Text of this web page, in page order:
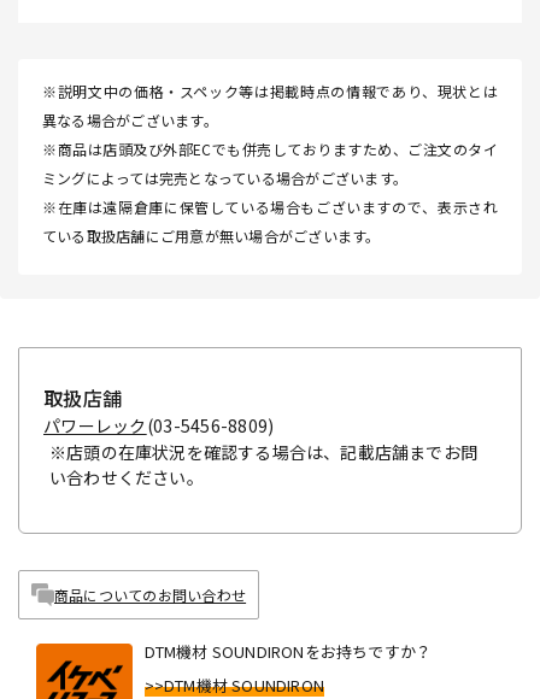
※説明文中の価格・スペック等は掲載時点の情報であり、現状とは
異なる場合がございます。
※商品は店頭及び外部ECでも併売しておりますため、ご注文のタイ
ミングによっては完売となっている場合がございます。
※在庫は遠隔倉庫に保管している場合もございますので、表示され
ている取扱店舗にご用意が無い場合がございます。
取扱店舗
パワーレック (03-5456-8809)
※店頭の在庫状況を確認する場合は、記載店舗までお問
い合わせください。
商品についてのお問い合わせ
DTM機材 SOUNDIRONをお持ちですか？
>>DTM機材 SOUNDIRON